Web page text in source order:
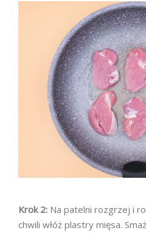
Krok 2: Na patelni rozgrzej i
chwili włóż plastry mięsa.